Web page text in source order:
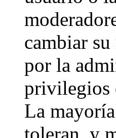
cambiar
por la
privilegios
La